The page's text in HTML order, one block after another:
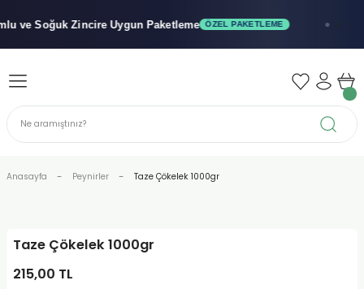
ve SoğukZincire Uygun Paketleme ÖZEL PAKETLEME x"
Geri Dön
Geri Dön
Geri Dön
Anasayfa Peynirler Taze Çökelek 1000gr
Taze Çökelek 1000gr
215,00 TL